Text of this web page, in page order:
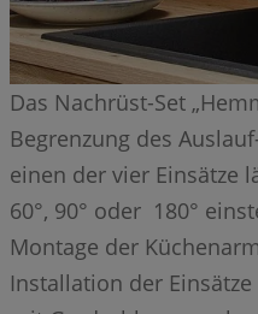
Das Nachrüst-Set
Begrenzung des
einen der vier Einsätze
60°, 90° oder 180°
Montage der
Installation der